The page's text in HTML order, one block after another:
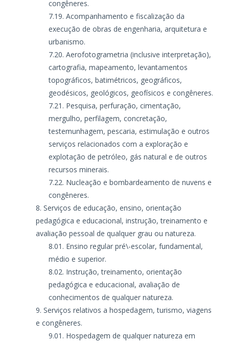
congêneres.
Acompanhamento e fiscalização da
execução de obras de engenharia, arquitetura e
urbanismo.
Aerofotogrametria (inclusive interpretação),
cartografia, mapeamento, levantamentos
topográficos, batimétricos, geográficos,
geodésicos, geológicos, geofísicos e congêneres.
Pesquisa, perfuração, cimentação,
mergulho, perfilagem, concretação,
testemunhagem, pescaria, estimulação e outros
serviços relacionados com a exploração e
explotação de petróleo, gás natural e de outros
recursos minerais.
Nucleação e bombardeamento de nuvens e
congêneres.
Serviços de educação, ensino, orientação
pedagógica e educacional, instrução, treinamento e
avaliação pessoal de qualquer grau ou natureza.
Ensino regular pré\-escolar, fundamental,
médio e superior.
Instrução, treinamento, orientação
pedagógica e educacional, avaliação de
conhecimentos de qualquer natureza.
Serviços relativos a hospedagem, turismo, viagens
e congêneres.
Hospedagem de qualquer natureza em